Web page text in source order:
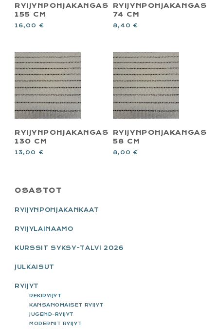
RYIJYNPOHJAKANGAS
155 CM
16,00 €
RYIJYNPOHJAKANGAS
74 CM
8,40 €
RYIJYNPOHJAKANGAS
130 CM
13,00 €
RYIJYNPOHJAKANGAS
58 CM
8,00 €
PRIMARY
SIDEBAR
OSASTOT
RYIJYNPOHJAKANKAAT
RYIJYLAINAAMO
KURSSIT SYKSY-TALVI 2026
JULKAISUT
RYIJYT
REKIRYIJYT
KANSANOMAISET RYIJYT
JUGEND-RYIJYT
MODERNIT RYIJYT